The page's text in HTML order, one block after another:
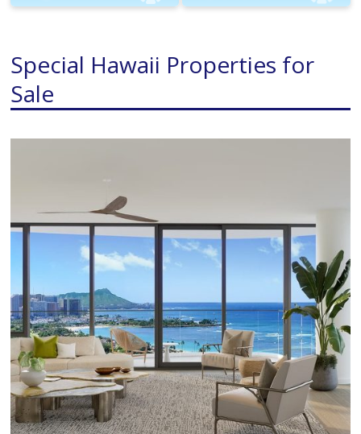
Special Hawaii Properties for
Sale